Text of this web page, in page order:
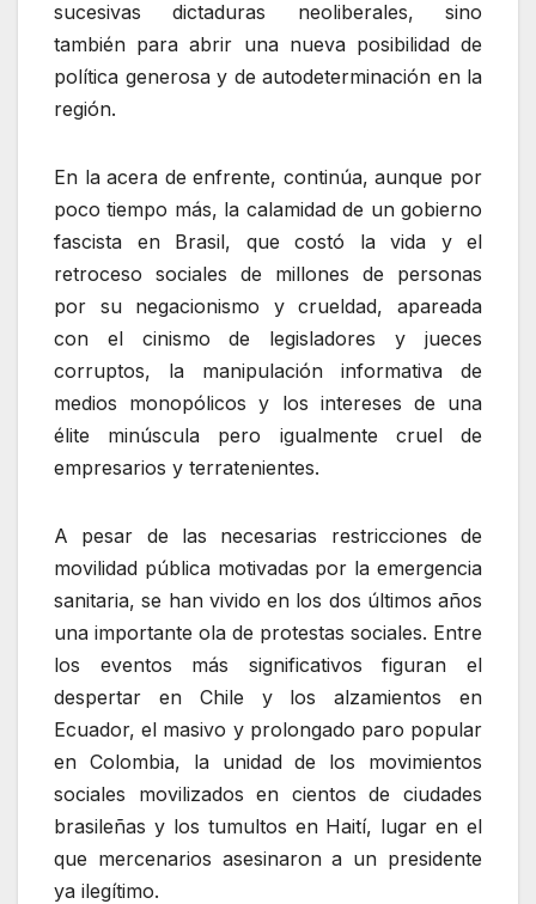
sucesivas dictaduras neoliberales, sino
también para abrir una nueva posibilidad de
política generosa y de autodeterminación en la
región.
En la acera de enfrente, continúa, aunque por
poco tiempo más, la calamidad de un gobierno
fascista en Brasil, que costó la vida y el
retroceso sociales de millones de personas
por su negacionismo y crueldad, apareada
con el cinismo de legisladores y jueces
corruptos, la manipulación informativa de
medios monopólicos y los intereses de una
élite minúscula pero igualmente cruel de
empresarios y terratenientes.
A pesar de las necesarias restricciones de
movilidad pública motivadas por la emergencia
sanitaria, se han vivido en los dos últimos años
una importante ola de protestas sociales. Entre
los eventos más significativos figuran el
despertar en Chile y los alzamientos en
Ecuador, el masivo y prolongado paro popular
en Colombia, la unidad de los movimientos
sociales movilizados en cientos de ciudades
brasileñas y los tumultos en Haití, lugar en el
que mercenarios asesinaron a un presidente
ya ilegítimo.